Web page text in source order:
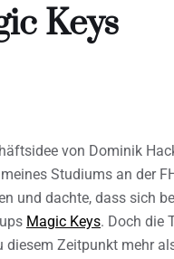
Keys
von Dominik
Studiums an der
und dachte, dass sich
Magic Keys. Doch die
diesem Zeitpunkt mehr